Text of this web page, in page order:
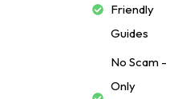
Friendly
Guides
No Scam -
Only